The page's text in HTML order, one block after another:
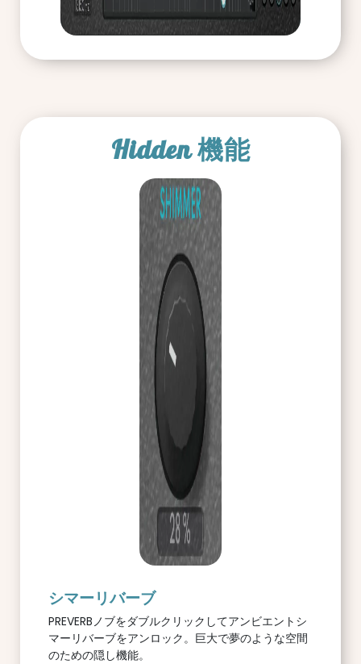
Hidden 機能
シマーリバーブ
PREVERBノブをダブルクリックしてアンビエントシ
マーリバーブをアンロック。巨大で夢のような空間
のための隠し機能。